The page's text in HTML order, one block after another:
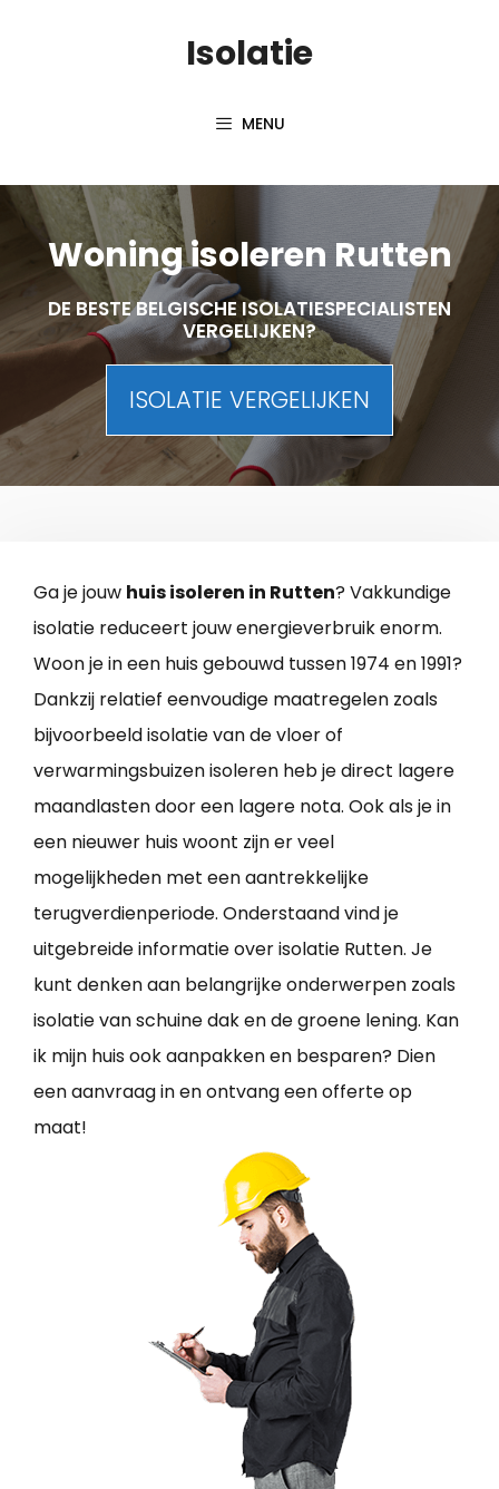
Isolatie
MENU
Woning isoleren Rutten
DE BESTE BELGISCHE ISOLATIESPECIALISTEN
VERGELIJKEN?
ISOLATIE VERGELIJKEN
Ga je jouw huis isoleren in Rutten? Vakkundige
isolatie reduceert jouw energieverbruik enorm.
Woon je in een huis gebouwd tussen 1974 en 1991?
Dankzij relatief eenvoudige maatregelen zoals
bijvoorbeeld isolatie van de vloer of
verwarmingsbuizen isoleren heb je direct lagere
maandlasten door een lagere nota. Ook als je in
een nieuwer huis woont zijn er veel
mogelijkheden met een aantrekkelijke
terugverdienperiode. Onderstaand vind je
uitgebreide informatie over isolatie Rutten. Je
kunt denken aan belangrijke onderwerpen zoals
isolatie van schuine dak en de groene lening. Kan
ik mijn huis ook aanpakken en besparen? Dien
een aanvraag in en ontvang een offerte op
maat!